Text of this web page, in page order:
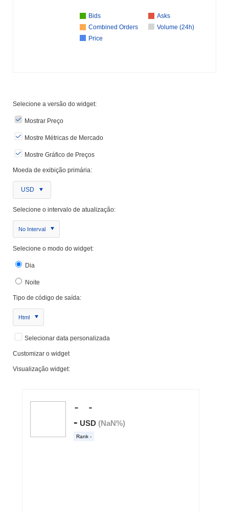
Bids
Asks
Combined Orders
Volume (24h)
Price
Selecione a versão do widget:
Mostrar Preço
Mostre Métricas de Mercado
Mostre Gráfico de Preços
Moeda de exibição primária:
USD
Selecione o intervalo de atualização:
No Interval
Selecione o modo do widget:
Dia
Noite
Tipo de código de saída:
Html
Selecionar data personalizada
Customizar o widget
Visualização widget: